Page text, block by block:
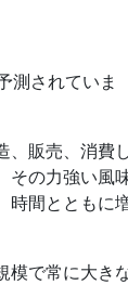
測されていま
、販売、消費
その力強い風
時間とともに
模で常に大き